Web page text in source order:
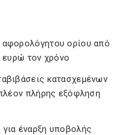
ορίου από
τον χρόνο
κατασχεμένων
πλήρης εξόφληση
έναρξη υποβολής